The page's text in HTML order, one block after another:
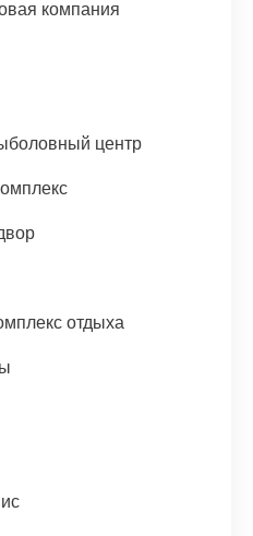
компания
центр
отдыха